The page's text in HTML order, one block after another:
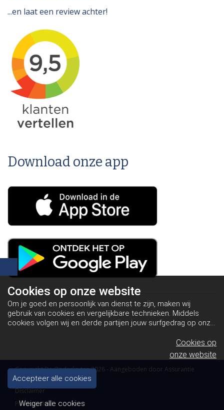
...en laat een review achter!
Download onze app
Copyright De Onderlingen 2026 - Aangeboden door Assurantie
Apps
Disclaimer
Privacybeleid
Cookies op onze website
Om je goed en persoonlijk van dienst te zijn, maken wij
gebruik van cookies en vergelijkbare technieken. Middels
cookies volgen wij en derde partijen jouw surfgedrag op onze
en dit maakt het voor jou mogelijk om informatie te delen via
Cookies op
onze website
Accepteer alle cookies
Weiger alle cookies